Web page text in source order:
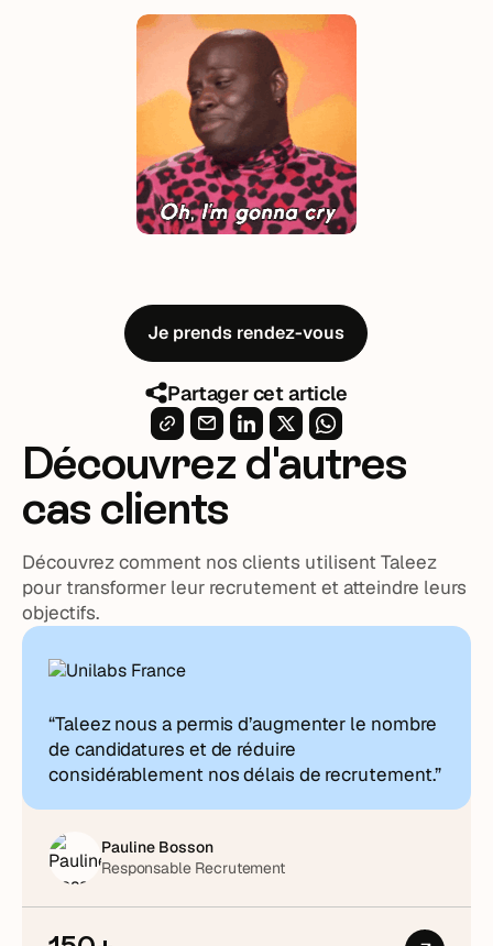
Partager cet article
Je prends rendez-vous
Découvrez d'autres
cas clients
Découvrez comment nos clients utilisent Taleez
pour transformer leur recrutement et atteindre leurs
objectifs.
“Taleez nous a permis d’augmenter le nombre
de candidatures et de réduire
considérablement nos délais de recrutement.”
Pauline Bosson
Responsable Recrutement